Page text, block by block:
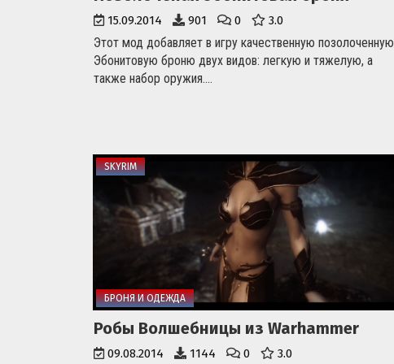
15.09.2014 901 0 3.0
Этот мод добавляет в игру качественную позолоченную
Эбонитовую броню двух видов: легкую и тяжелую, а
также набор оружия....
SKYRIM
БРОНЯ И ОДЕЖДА
Робы Волшебницы из Warhammer
09.08.2014 1144 0 3.0